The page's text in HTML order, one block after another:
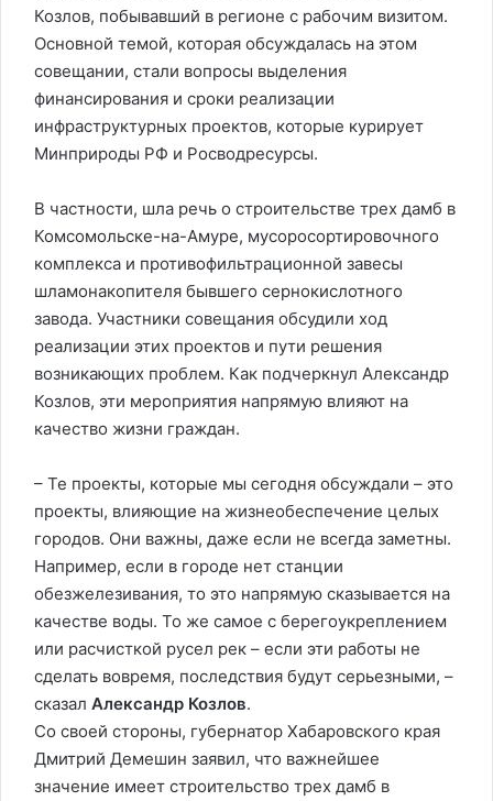
Козлов, побывавший в регионе с рабочим визитом.
Основной темой, которая обсуждалась на этом
совещании, стали вопросы выделения
финансирования и сроки реализации
инфраструктурных проектов, которые курирует
Минприроды РФ и Росводресурсы.
В частности, шла речь о строительстве трех дамб в
Комсомольске-на-Амуре, мусоросортировочного
комплекса и противофильтрационной завесы
шламонакопителя бывшего сернокислотного
завода. Участники совещания обсудили ход
реализации этих проектов и пути решения
возникающих проблем. Как подчеркнул Александр
Козлов, эти мероприятия напрямую влияют на
качество жизни граждан.
– Те проекты, которые мы сегодня обсуждали – это
проекты, влияющие на жизнеобеспечение целых
городов. Они важны, даже если не всегда заметны.
Например, если в городе нет станции
обезжелезивания, то это напрямую сказывается на
качестве воды. То же самое с берегоукреплением
или расчисткой русел рек – если эти работы не
сделать вовремя, последствия будут серьезными, –
сказал Александр Козлов.
Со своей стороны, губернатор Хабаровского края
Дмитрий Демешин заявил, что важнейшее
значение имеет строительство трех дамб в